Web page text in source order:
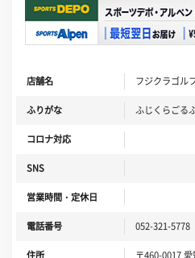
店舗名 フジクラゴル
ふりがな ふじくらごる
コロナ対応
SNS
営業時間・定休日
電話番号 052-321-5778